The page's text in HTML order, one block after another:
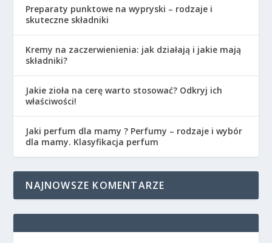
Preparaty punktowe na wypryski – rodzaje i
skuteczne składniki
Kremy na zaczerwienienia: jak działają i jakie mają
składniki?
Jakie zioła na cerę warto stosować? Odkryj ich
właściwości!
Jaki perfum dla mamy ? Perfumy – rodzaje i wybór
dla mamy. Klasyfikacja perfum
NAJNOWSZE KOMENTARZE